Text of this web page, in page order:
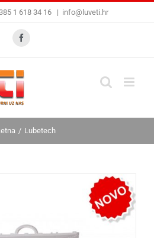
1 618 34 16 | info@luveti.hr
Facebook
Lubetech